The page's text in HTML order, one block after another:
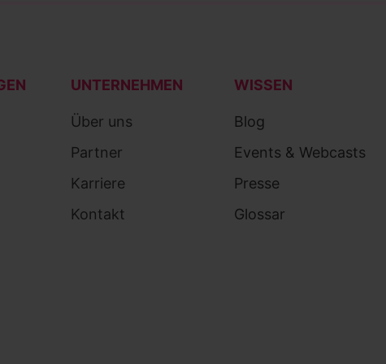
UNTERNEHMEN
Über uns
Partner
Karriere
Kontakt
WISSEN
Blog
Events & Webcasts
Presse
Glossar